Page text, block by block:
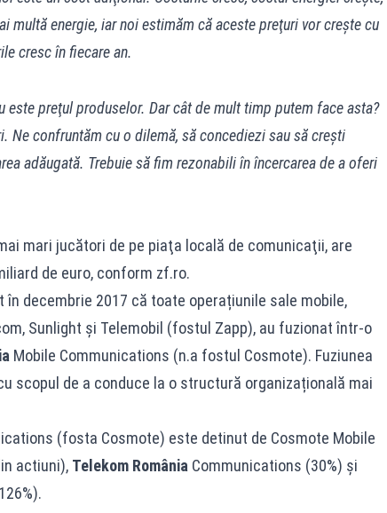
multă energie, iar noi estimăm că aceste preţuri vor creşte cu
cresc în fiecare an.
este preţul produselor. Dar cât de mult timp putem face asta?
Ne confruntăm cu o dilemă, să concediezi sau să creşti
adăugată. Trebuie să fim rezonabili în încercarea de a oferi
mari jucători de pe piaţa locală de comunicaţii, are
de euro, conform zf.ro.
în decembrie 2017 că toate operațiunile sale mobile,
Sunlight și Telemobil (fostul Zapp), au fuzionat într-o
Mobile Communications (n.a fostul Cosmote). Fuziunea
scopul de a conduce la o structură organizațională mai
(fosta Cosmote) este detinut de Cosmote Mobile
actiuni), Telekom România Communications (30%) și